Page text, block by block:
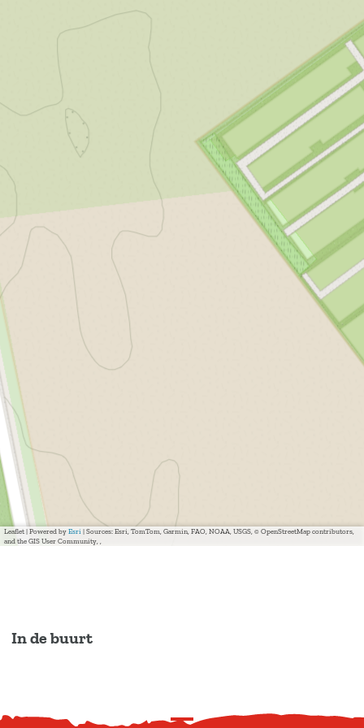
In de buurt
Leaflet | Powered by Esri | Sources: Esri, TomTom, Garmin, FAO, NOAA, USGS, © OpenStreetMap contributors,
and the GIS User Community, ,